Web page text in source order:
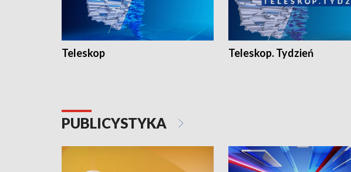
Teleskop Teleskop. Tydzień
PUBLICYSTYKA